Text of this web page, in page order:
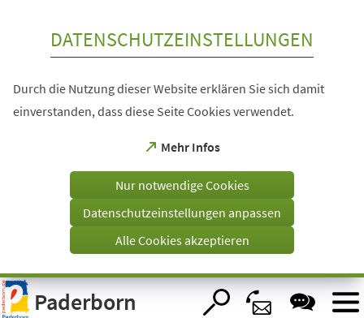
Visuelle
Assistenzsoftware
öffnen.
DATENSCHUTZEINSTELLUNGEN
Durch die Nutzung dieser Website erklären Sie sich damit
einverstanden, dass diese Seite Cookies verwendet.
Mehr Infos
(Öffnet
einem
Tab)
Nur notwendige Cookies
Datenschutzeinstellungen anpassen
Alle Cookies akzeptieren
Paderborn